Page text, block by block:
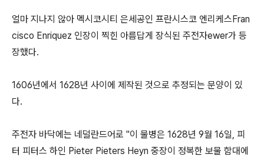
얼마 지나지 않아 멕시코시티 은세공인 프란시스코 엔리케스Fran
cisco Enriquez 인장이 찍힌 아름답게 장식된 주전자ewer가 등
장했다.
1606년에서 1628년 사이에 제작된 것으로 추정되는 문양이 있
다.
주전자 바닥에는 네덜란드어로 "이 물병은 1628년 9월 16일, 피
터 피터스 하인 Pieter Pieters Heyn 중장이 정복한 보물 함대에